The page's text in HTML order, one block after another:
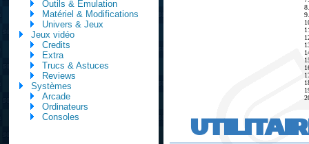
Outils & Emulation
Matériel & Modifications
Univers & Jeux
Jeux vidéo
Credits
Extra
Trucs & Astuces
Reviews
Systèmes
Arcade
Ordinateurs
Consoles